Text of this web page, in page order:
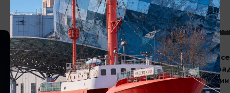
ВОЗМОЖНО ВАС ЗАИНТЕРЕСУЕТ
КОНЦЕРТЫ
Открытие
филармонии